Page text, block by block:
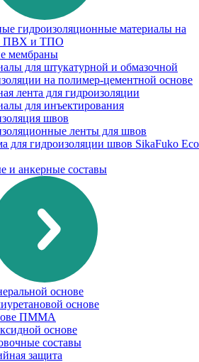
гидроизоляционные материалы на
ПВХ и ТПО
мембраны
для штукатурной и обмазочной
на полимер-цементной основе
лента для гидроизоляции
для инъектирования
швов
ленты для швов
для гидроизоляции швов SikaFuko Eco
и анкерные составы
основе
основе
ПММА
основе
составы
защита